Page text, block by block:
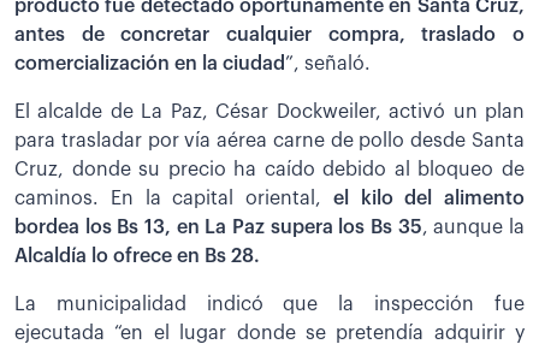
producto fue detectado oportunamente en Santa Cruz,
antes de concretar cualquier compra, traslado o
comercialización en la ciudad ”, señaló.
El alcalde de La Paz, César Dockweiler, activó un plan
para trasladar por vía aérea carne de pollo desde Santa
Cruz, donde su precio ha caído debido al bloqueo de
caminos. En la capital oriental, el kilo del alimento
bordea los Bs 13, en La Paz supera los Bs 35, aunque la
Alcaldía lo ofrece en Bs 28.
La municipalidad indicó que la inspección fue
ejecutada “en el lugar donde se pretendía adquirir y